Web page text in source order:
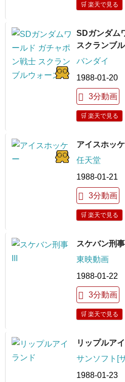
🛒 楽天で見る
SDガンダム
スクランブ
バンダイ
1988-01-20
3分動画
🛒 楽天で見る
アイスホッ
任天堂
1988-01-21
3分動画
🛒 楽天で見る
スケバン刑事
東映動画
1988-01-22
3分動画
🛒 楽天で見る
リップルア
サンソフト[
1988-01-23